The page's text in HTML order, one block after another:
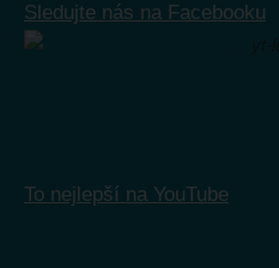
Sledujte nás na Facebooku
To nejlepší na YouTube